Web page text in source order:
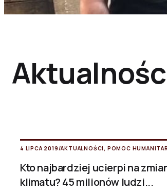
4 LIPCA 2019/AKTUALNOŚCI, POMOC
Kto najbardziej ucierpi na
klimatu? 45 milionów ludzi...